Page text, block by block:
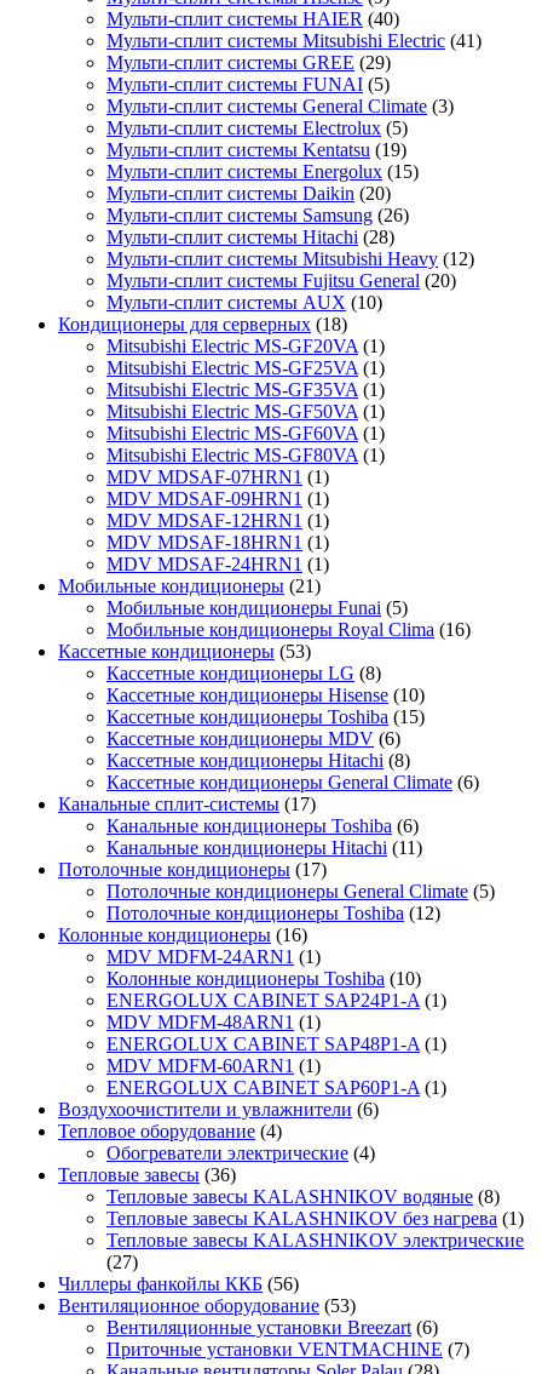
Мульти-сплит системы HAIER (40)
Мульти-сплит системы Mitsubishi Electric (41)
Мульти-сплит системы GREE (29)
Мульти-сплит системы FUNAI (5)
Мульти-сплит системы General Climate (3)
Мульти-сплит системы Electrolux (5)
Мульти-сплит системы Kentatsu (19)
Мульти-сплит системы Energolux (15)
Мульти-сплит системы Daikin (20)
Мульти-сплит системы Samsung (26)
Мульти-сплит системы Hitachi (28)
Мульти-сплит системы Mitsubishi Heavy (12)
Мульти-сплит системы Fujitsu General (20)
Мульти-сплит системы AUX (10)
Кондиционеры для серверных (18)
Mitsubishi Electric MS-GF20VA (1)
Mitsubishi Electric MS-GF25VA (1)
Mitsubishi Electric MS-GF35VA (1)
Mitsubishi Electric MS-GF50VA (1)
Mitsubishi Electric MS-GF60VA (1)
Mitsubishi Electric MS-GF80VA (1)
MDV MDSAF-07HRN1 (1)
MDV MDSAF-09HRN1 (1)
MDV MDSAF-12HRN1 (1)
MDV MDSAF-18HRN1 (1)
MDV MDSAF-24HRN1 (1)
Мобильные кондиционеры (21)
Мобильные кондиционеры Funai (5)
Мобильные кондиционеры Royal Clima (16)
Кассетные кондиционеры (53)
Кассетные кондиционеры LG (8)
Кассетные кондиционеры Hisense (10)
Кассетные кондиционеры Toshiba (15)
Кассетные кондиционеры MDV (6)
Кассетные кондиционеры Hitachi (8)
Кассетные кондиционеры General Climate (6)
Канальные сплит-системы (17)
Канальные кондиционеры Toshiba (6)
Канальные кондиционеры Hitachi (11)
Потолочные кондиционеры (17)
Потолочные кондиционеры General Climate (5)
Потолочные кондиционеры Toshiba (12)
Колонные кондиционеры (16)
MDV MDFM-24ARN1 (1)
Колонные кондиционеры Toshiba (10)
ENERGOLUX CABINET SAP24P1-A (1)
MDV MDFM-48ARN1 (1)
ENERGOLUX CABINET SAP48P1-A (1)
MDV MDFM-60ARN1 (1)
ENERGOLUX CABINET SAP60P1-A (1)
Воздухоочистители и увлажнители (6)
Тепловое оборудование (4)
Обогреватели электрические (4)
Тепловые завесы (36)
Тепловые завесы KALASHNIKOV водяные (8)
Тепловые завесы KALASHNIKOV без нагрева (1)
Тепловые завесы KALASHNIKOV электрические
(27)
Чиллеры фанкойлы ККБ (56)
Вентиляционное оборудование (53)
Вентиляционные установки Breezart (6)
Приточные установки VENTMACHINE (7)